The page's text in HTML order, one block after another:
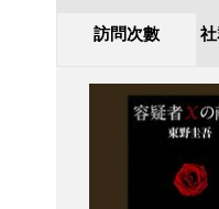
訪問次數
社